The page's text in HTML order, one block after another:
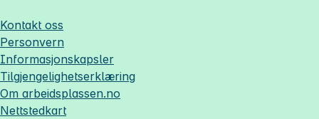
Kontakt oss
Personvern
Informasjonskapsler
Tilgjengelighetserklæring
Om arbeidsplassen.no
Nettstedkart